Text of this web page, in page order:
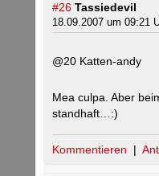
#26 Tassiedevil
18.09.2007 um 09:21
@20 Katten-andy
Mea culpa. Aber
standhaft…:)
Kommentieren |